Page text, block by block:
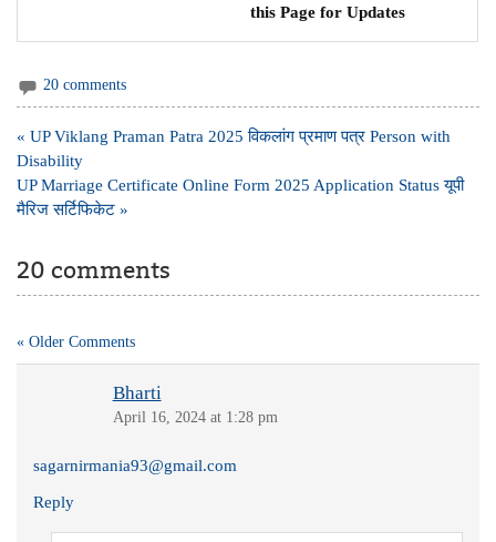
this Page for Updates
20 comments
Post
navigation
« UP Viklang Praman Patra 2025 विकलांग प्रमाण पत्र Person with
Disability
UP Marriage Certificate Online Form 2025 Application Status यूपी
मैरिज सर्टिफिकेट »
20 comments
« Older Comments
Bharti
April 16, 2024 at 1:28 pm
sagarnirmania93@gmail.com
Reply